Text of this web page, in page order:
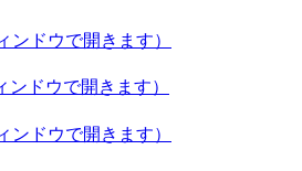
ンドウで開きます）
ンドウで開きます）
ンドウで開きます）